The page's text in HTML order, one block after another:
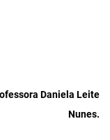
Daniela Leite
Nunes.